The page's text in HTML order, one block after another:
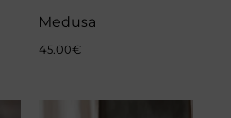
Medusa
45.00€